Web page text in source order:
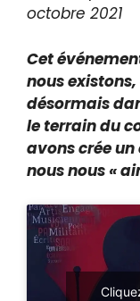
octobre 2021
Cet
nous
désormais
le terrain du
avons crée un
nous nous «